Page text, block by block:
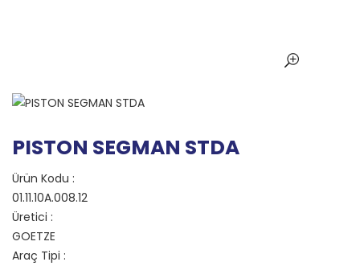
PISTON SEGMAN STDA
Ürün Kodu :
01.11.10A.008.12
Üretici :
GOETZE
Araç Tipi :